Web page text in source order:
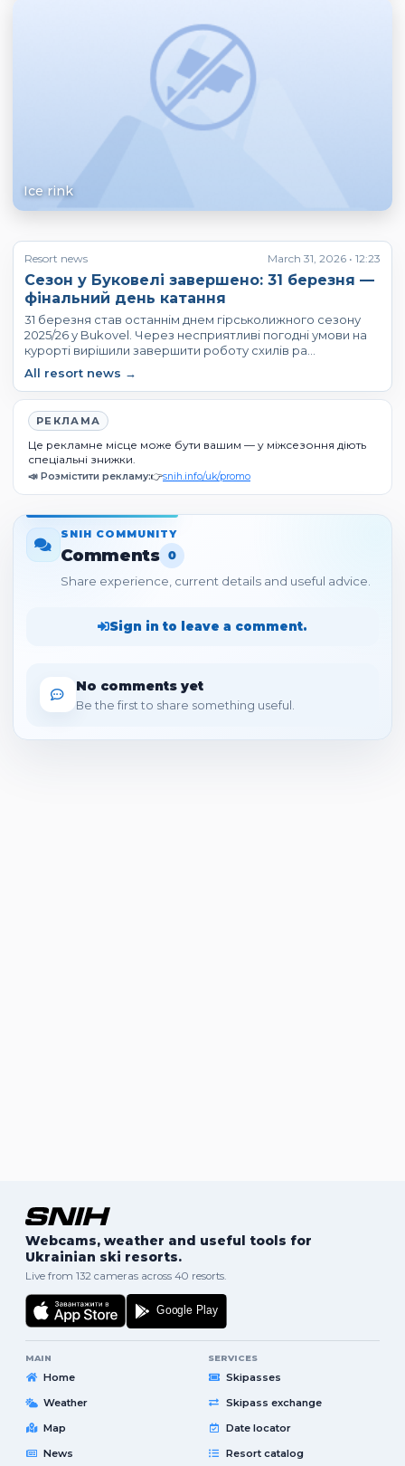
Ice rink
Resort news March 31, 2026 • 12:23
Сезон у Буковелі завершено: 31 березня —
фінальний день катання
31 березня став останнім днем гірськолижного сезону
2025/26 у Bukovel. Через несприятливі погодні умови на
курорті вирішили завершити роботу схилів ра…
All resort news →
РЕКЛАМА
Це рекламне місце може бути вашим — у міжсезоння діють
спеціальні знижки.
📣 Розмістити рекламу:👉snih.info/uk/promo
SNIH COMMUNITY
Comments 0
Share experience, current details and useful advice.
Sign in to leave a comment.
No comments yet
Be the first to share something useful.
Webcams, weather and useful tools for
Ukrainian ski resorts.
Live from 132 cameras across 40 resorts.
MAIN
Home
Weather
Map
News
SERVICES
Skipasses
Skipass exchange
Date locator
Resort catalog